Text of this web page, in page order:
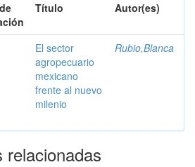
Título Autor(es)
El sector
agropecuario
mexicano
frente al nuevo
milenio
Rubio,Blanca
relacionadas